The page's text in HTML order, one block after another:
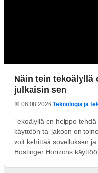
Näin tein tekoälyllä
julkaisin sen
📅 06.08.2026|Teknologia ja
Tekoälyllä on helppo
käyttöön tai jakoon on
voit kehittää sovelluksen
Hostinger Horizons